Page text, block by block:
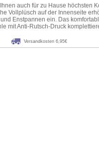
auch für zu Hause höchsten
Vollplüsch auf der Innenseite
Enstpannen ein. Das
mit Anti-Rutsch-Druck
Versandkosten 6,95€